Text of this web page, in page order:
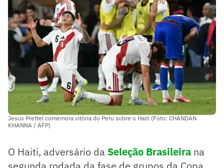
Jesus Prettel comemora vitória do Peru sobre o Haiti (Foto: CHANDAN
KHANNA / AFP)
O Haiti, adversário da Seleção Brasileira na